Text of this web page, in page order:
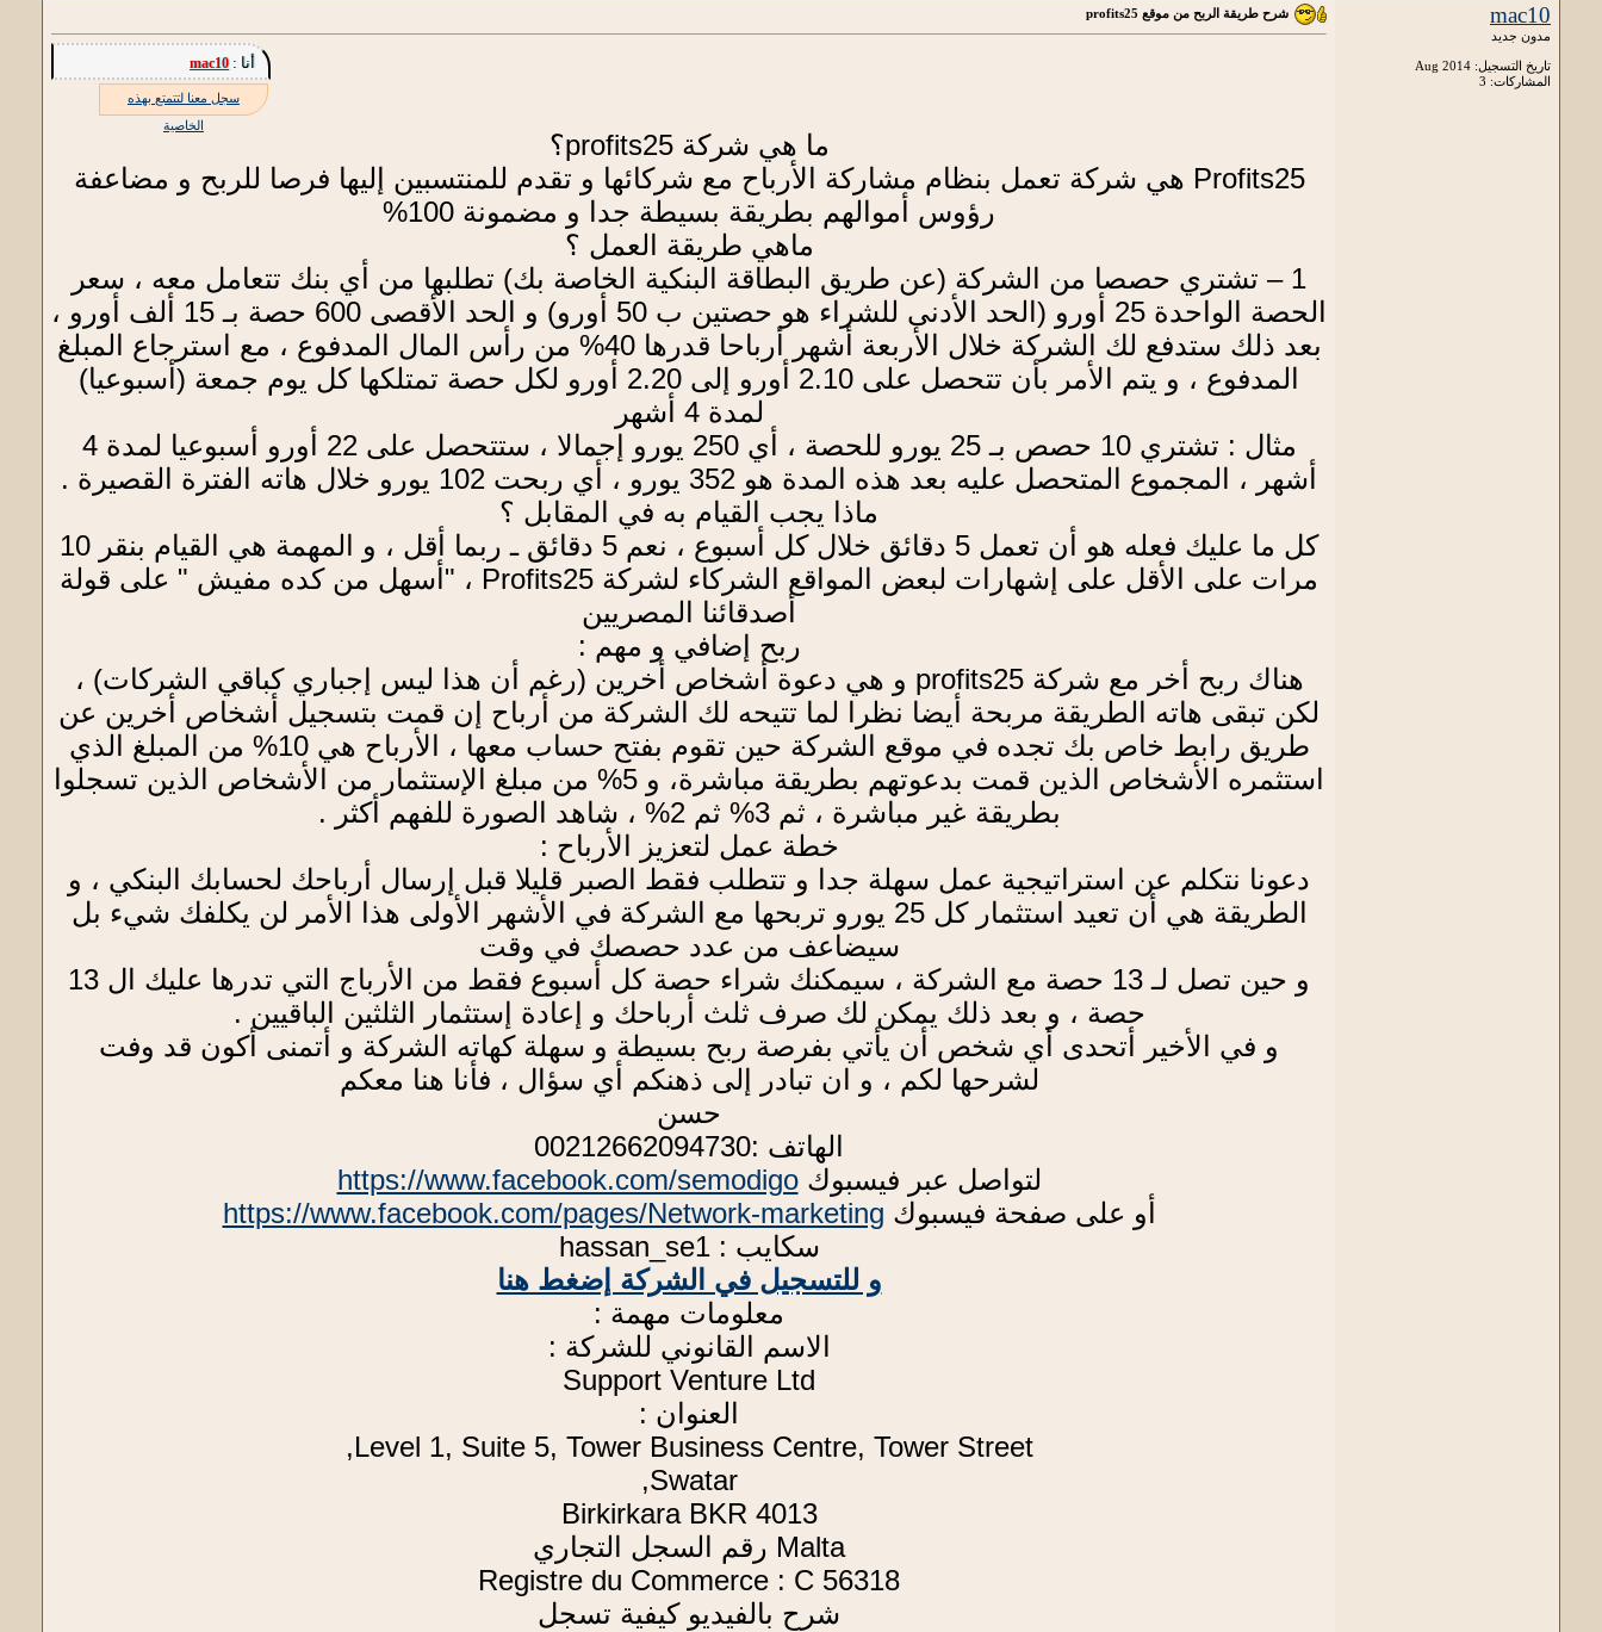
mac10
مدون جديد
تاريخ التسجيل: Aug 2014
المشاركات: 3
شرح طريقة الربح من موقع profits25
أنا :mac10
سجل معنا لتتمتع بهذه
الخاصية
ما هي شركة profits25؟
Profits25 هي شركة تعمل بنظام مشاركة الأرباح مع شركائها و تقدم للمنتسبين إليها فرصا للربح و مضاعفة
رؤوس أموالهم بطريقة بسيطة جدا و مضمونة 100%
ماهي طريقة العمل ؟
1 – تشتري حصصا من الشركة (عن طريق البطاقة البنكية الخاصة بك) تطلبها من أي بنك تتعامل معه ، سعر
الحصة الواحدة 25 أورو (الحد الأدنى للشراء هو حصتين ب 50 أورو) و الحد الأقصى 600 حصة بـ 15 ألف أورو ،
بعد ذلك ستدفع لك الشركة خلال الأربعة أشهر أرباحا قدرها 40% من رأس المال المدفوع ، مع استرجاع المبلغ
المدفوع ، و يتم الأمر بأن تتحصل على 2.10 أورو إلى 2.20 أورو لكل حصة تمتلكها كل يوم جمعة (أسبوعيا)
لمدة 4 أشهر
مثال : تشتري 10 حصص بـ 25 يورو للحصة ، أي 250 يورو إجمالا ، ستتحصل على 22 أورو أسبوعيا لمدة 4
أشهر ، المجموع المتحصل عليه بعد هذه المدة هو 352 يورو ، أي ربحت 102 يورو خلال هاته الفترة القصيرة .
ماذا يجب القيام به في المقابل ؟
كل ما عليك فعله هو أن تعمل 5 دقائق خلال كل أسبوع ، نعم 5 دقائق ـ ربما أقل ، و المهمة هي القيام بنقر 10
مرات على الأقل على إشهارات لبعض المواقع الشركاء لشركة Profits25 ، "أسهل من كده مفيش " على قولة
أصدقائنا المصريين
ربح إضافي و مهم :
هناك ربح أخر مع شركة profits25 و هي دعوة أشخاص أخرين (رغم أن هذا ليس إجباري كباقي الشركات) ،
لكن تبقى هاته الطريقة مربحة أيضا نظرا لما تتيحه لك الشركة من أرباح إن قمت بتسجيل أشخاص أخرين عن
طريق رابط خاص بك تجده في موقع الشركة حين تقوم بفتح حساب معها ، الأرباح هي 10% من المبلغ الذي
استثمره الأشخاص الذين قمت بدعوتهم بطريقة مباشرة، و 5% من مبلغ الإستثمار من الأشخاص الذين تسجلوا
بطريقة غير مباشرة ، ثم 3% ثم 2% ، شاهد الصورة للفهم أكثر .
خطة عمل لتعزيز الأرباح :
دعونا نتكلم عن استراتيجية عمل سهلة جدا و تتطلب فقط الصبر قليلا قبل إرسال أرباحك لحسابك البنكي ، و
الطريقة هي أن تعيد استثمار كل 25 يورو تربحها مع الشركة في الأشهر الأولى هذا الأمر لن يكلفك شيء بل
سيضاعف من عدد حصصك في وقت
و حين تصل لـ 13 حصة مع الشركة ، سيمكنك شراء حصة كل أسبوع فقط من الأرباج التي تدرها عليك ال 13
حصة ، و بعد ذلك يمكن لك صرف ثلث أرباحك و إعادة إستثمار الثلثين الباقيين .
و في الأخير أتحدى أي شخص أن يأتي بفرصة ربح بسيطة و سهلة كهاته الشركة و أتمنى أكون قد وفت
لشرحها لكم ، و ان تبادر إلى ذهنكم أي سؤال ، فأنا هنا معكم
حسن
الهاتف :00212662094730
لتواصل عبر فيسبوكhttps://www.facebook.com/semodigo
أو على صفحة فيسبوك https://www.facebook.com/pages/Network-marketing
سكايب : hassan_se1
و للتسجيل في الشركة إضغط هنا
معلومات مهمة :
الاسم القانوني للشركة :
Support Venture Ltd
العنوان :
Level 1, Suite 5, Tower Business Centre, Tower Street,
Swatar,
Birkirkara BKR 4013
Malta رقم السجل التجاري
Registre du Commerce : C 56318
شرح بالفيديو كيفية تسجل